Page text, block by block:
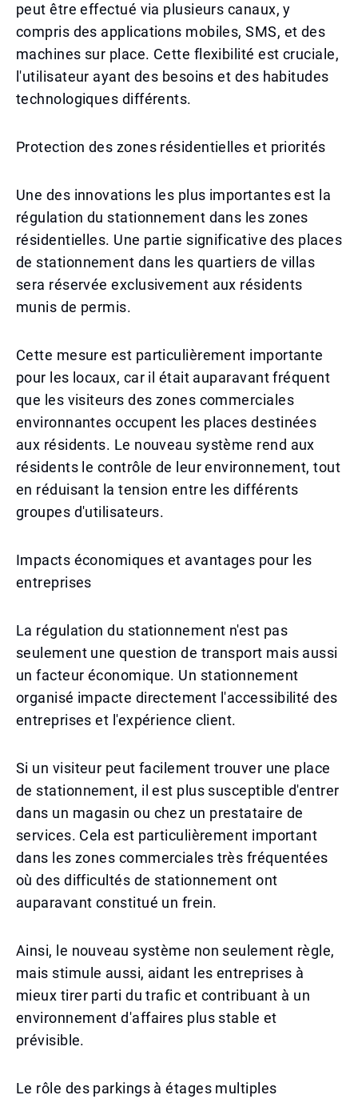
peut être effectué via plusieurs canaux, y
compris des applications mobiles, SMS, et des
machines sur place. Cette flexibilité est cruciale,
l'utilisateur ayant des besoins et des habitudes
technologiques différents.
Protection des zones résidentielles et priorités
Une des innovations les plus importantes est la
régulation du stationnement dans les zones
résidentielles. Une partie significative des places
de stationnement dans les quartiers de villas
sera réservée exclusivement aux résidents
munis de permis.
Cette mesure est particulièrement importante
pour les locaux, car il était auparavant fréquent
que les visiteurs des zones commerciales
environnantes occupent les places destinées
aux résidents. Le nouveau système rend aux
résidents le contrôle de leur environnement, tout
en réduisant la tension entre les différents
groupes d'utilisateurs.
Impacts économiques et avantages pour les
entreprises
La régulation du stationnement n'est pas
seulement une question de transport mais aussi
un facteur économique. Un stationnement
organisé impacte directement l'accessibilité des
entreprises et l'expérience client.
Si un visiteur peut facilement trouver une place
de stationnement, il est plus susceptible d'entrer
dans un magasin ou chez un prestataire de
services. Cela est particulièrement important
dans les zones commerciales très fréquentées
où des difficultés de stationnement ont
auparavant constitué un frein.
Ainsi, le nouveau système non seulement règle,
mais stimule aussi, aidant les entreprises à
mieux tirer parti du trafic et contribuant à un
environnement d'affaires plus stable et
prévisible.
Le rôle des parkings à étages multiples